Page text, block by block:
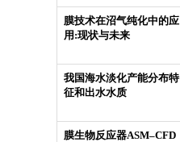
膜技术在沼气纯化中的应
用:现状与未来
我国海水淡化产能分布特
征和出水水质
膜生物反应器ASM–CFD